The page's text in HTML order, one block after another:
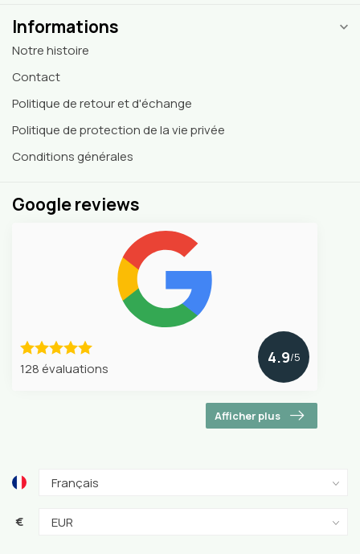
Informations
Notre histoire
Contact
Politique de retour et d'échange
Politique de protection de la vie privée
Conditions générales
Google reviews
128 évaluations
4.9/5
Afficher plus
€